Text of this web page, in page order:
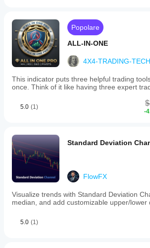
Popolare
ALL-IN-ONE
4X4-TRADING-
This indicator puts three helpful trading
once. Think of it like having three expert
5.0 (1)
-
Standard Deviation
FlowFX
Visualize trends with Standard Deviation
median, and add customizable upper/lower
5.0 (1)